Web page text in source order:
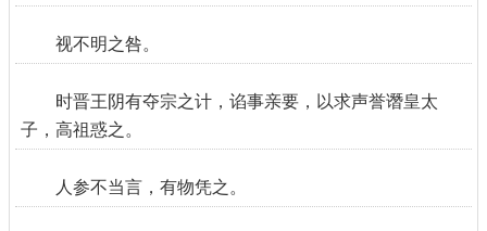
视不明之咎。
时晋王阴有夺宗之计，谄事亲要，以求声誉谮皇太
子，高祖惑之。
人参不当言，有物凭之。